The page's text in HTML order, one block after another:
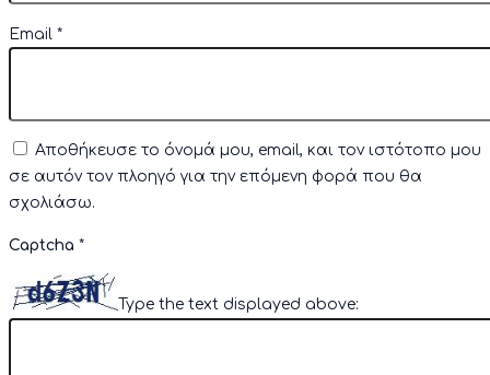
Email *
Αποθήκευσε το όνομά μου, email, και τον ιστότοπο μου
σε αυτόν τον πλοηγό για την επόμενη φορά που θα
σχολιάσω.
Captcha *
Type the text displayed above: